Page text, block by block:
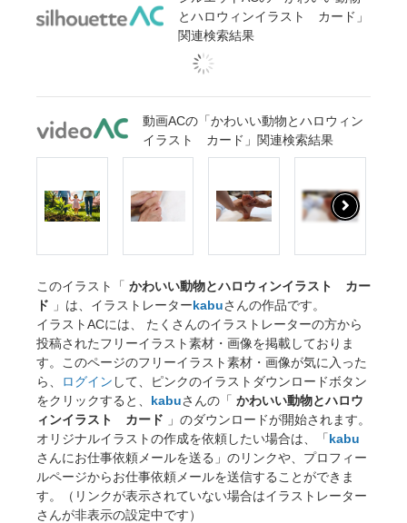
とハロウィンイラスト カード」
関連検索結果
動画ACの「かわいい動物とハロウィン
イラスト カード」関連検索結果
このイラスト「 かわいい動物とハロウィンイラスト カー
ド 」は、イラストレーターkabuさんの作品です。
イラストACには、 たくさんのイラストレーターの方から
投稿されたフリーイラスト素材・画像を掲載しておりま
す。このページのフリーイラスト素材・画像が気に入った
ら、
ログイン して、ピンクのイラストダウンロードボタン
をクリックすると、 kabuさんの「 かわいい動物とハロウ
ィンイラスト カード 」のダウンロードが開始されます。
オリジナルイラストの作成を依頼したい場合は、「kabu
さんにお仕事依頼メールを送る」のリンクや、プロフィー
ルページからお仕事依頼メールを送信することができま
す。（リンクが表示されていない場合はイラストレーター
さんが非表示の設定中です）